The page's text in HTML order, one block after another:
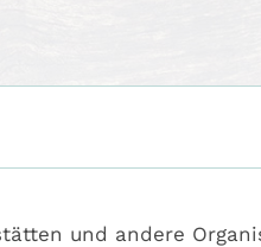
und andere